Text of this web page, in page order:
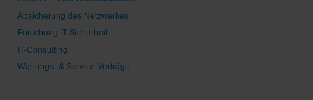
Absicherung des Netzwerkes
Forschung IT-Sicherheit
IT-Consulting
Wartungs- & Service-Verträge